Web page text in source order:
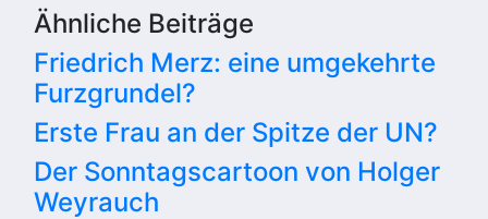
Ähnliche Beiträge
Friedrich Merz: eine umgekehrte
Furzgrundel?
Erste Frau an der Spitze der UN?
Der Sonntagscartoon von Holger
Weyrauch